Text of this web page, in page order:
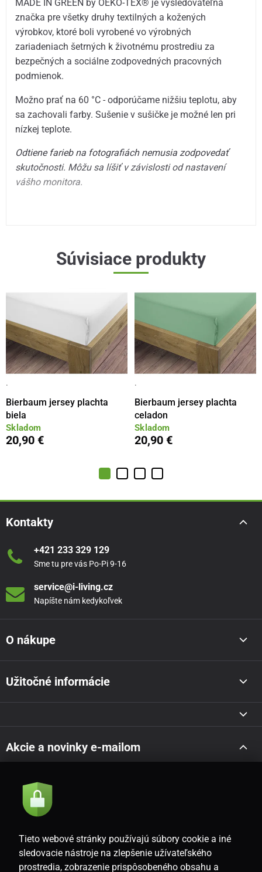
MADE IN GREEN by OEKO-TEX® je vysledovateľná
značka pre všetky druhy textilných a kožených
výrobkov, ktoré boli vyrobené vo výrobných
zariadeniach šetrných k životnému prostrediu za
bezpečných a sociálne zodpovedných pracovných
podmienok.
Možno prať na 60 °C - odporúčame nižšiu teplotu, aby
sa zachovali farby. Sušenie v sušičke je možné len pri
nízkej teplote.
Odtiene farieb na fotografiách nemusia zodpovedať
skutočnosti. Môžu sa líšiť v závislosti od nastavení
vášho monitora.
Súvisiace produkty
·
Bierbaum jersey plachta
biela
Skladom
20,90 €
·
Bierbaum jersey plachta
celadon
Skladom
20,90 €
Kontakty
+421 233 329 129
Sme tu pre vás Po-Pi 9-16
service@i-living.cz
Napíšte nám kedykoľvek
O nákupe
Užitočné informácie
Akcie a novinky e-mailom
Súhlasím so
Tieto webové stránky používajú súbory cookie a iné
sledovacie nástroje na zlepšenie užívateľského
prostredia, zobrazenie prispôsobeného obsahu a